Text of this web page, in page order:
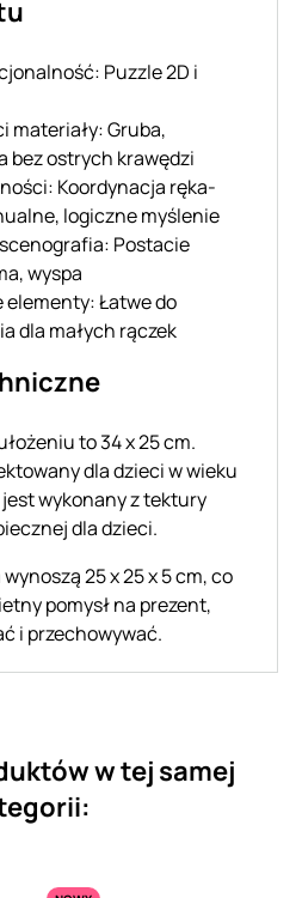
Puzzle 2D i
materiały: Gruba,
bez ostrych krawędzi
Koordynacja ręka-
logiczne myślenie
Postacie
wyspa
elementy: Łatwe do
dla małych rączek
to 34 x 25 cm.
dla dzieci w wieku
wykonany z tektury
dla dzieci.
25 x 25 x 5 cm, co
pomysł na prezent,
i przechowywać.
w tej samej